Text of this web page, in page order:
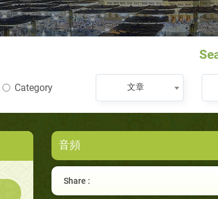
Category 文章
音頻
Share :